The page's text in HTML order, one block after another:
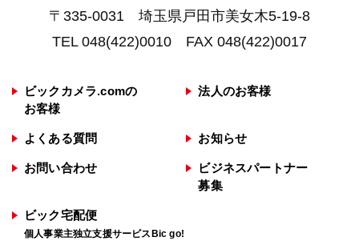
〒335-0031 埼玉県戸田市美女木5-19-8
TEL 048(422)0010 FAX 048(422)0017
ビックカメラ.comの
お客様
法人のお客様
よくある質問 お知らせ
お問い合わせ
ビジネスパートナー
募集
ビック宅配便
個人事業主独立支援サービスBic go!